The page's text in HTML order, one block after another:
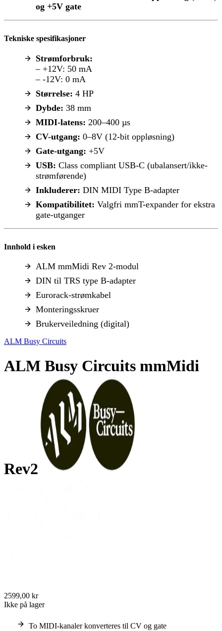
og +5V gate
Tekniske spesifikasjoner
Strømforbruk:
– +12V: 50 mA
– -12V: 0 mA
Størrelse: 4 HP
Dybde: 38 mm
MIDI-latens: 200–400 µs
CV-utgang: 0–8V (12-bit oppløsning)
Gate-utgang: +5V
USB: Class compliant USB-C (ubalansert/ikke-
strømførende)
Inkluderer: DIN MIDI Type B-adapter
Kompatibilitet: Valgfri mmT-expander for ekstra
gate-utganger
Innhold i esken
ALM mmMidi Rev 2-modul
DIN til TRS type B-adapter
Eurorack-strømkabel
Monteringsskruer
Brukerveiledning (digital)
ALM Busy Circuits
ALM Busy Circuits mmMidi
Rev2
2599,00 kr
Ikke på lager
To MIDI-kanaler konverteres til CV og gate